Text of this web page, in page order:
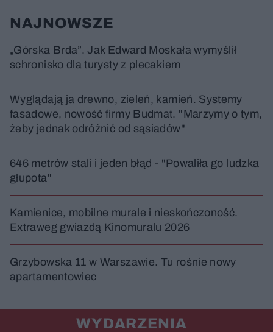
NAJNOWSZE
„Górska Brda”. Jak Edward Moskała wymyślił
schronisko dla turysty z plecakiem
Wyglądają ja drewno, zieleń, kamień. Systemy
fasadowe, nowość firmy Budmat. "Marzymy o tym,
żeby jednak odróżnić od sąsiadów"
646 metrów stali i jeden błąd - "Powaliła go ludzka
głupota"
Kamienice, mobilne murale i nieskończoność.
Extraweg gwiazdą Kinomuralu 2026
Grzybowska 11 w Warszawie. Tu rośnie nowy
apartamentowiec
WYDARZENIA